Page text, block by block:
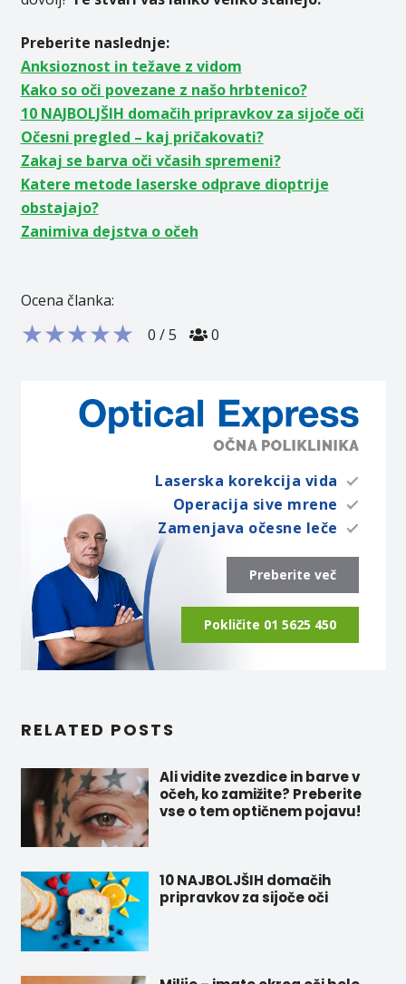
Preberite naslednje:
Anksioznost in težave z vidom
Kako so oči povezane z našo hrbtenico?
10 NAJBOLJŠIH domačih pripravkov za sijoče oči
Očesni pregled – kaj pričakovati?
Zakaj se barva oči včasih spremeni?
Katere metode laserske odprave dioptrije
obstajajo?
Zanimiva dejstva o očeh
Ocena članka:
★★★★★ 0 /5 0
Laserska korekcija vida
Operacija sive mrene
Zamenjava očesne leče
Preberite več
Pokličite 01 5625 450
RELATED POSTS
Ali vidite zvezdice in barve v
očeh, ko zamižite? Preberite
vse o tem optičnem pojavu!
10 NAJBOLJŠIH domačih
pripravkov za sijoče oči